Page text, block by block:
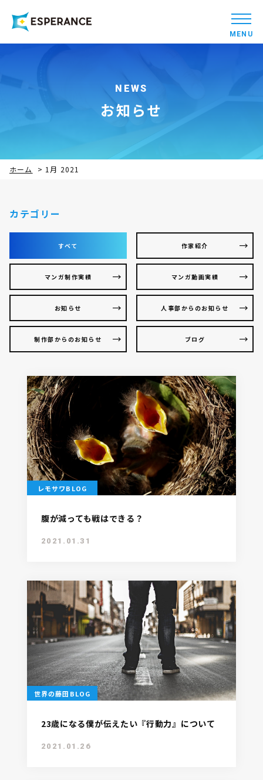
MENU
NEWS
お知らせ
ホーム > 1月 2021
カテゴリー
すべて 作家紹介
マンガ制作実績 マンガ動画実績
お知らせ 人事部からのお知らせ
制作部からのお知らせ ブログ
レモサワBLOG
腹が減っても戦はできる？
2021.01.31
世界の藤田BLOG
23歳になる僕が伝えたい『行動力』について
2021.01.26